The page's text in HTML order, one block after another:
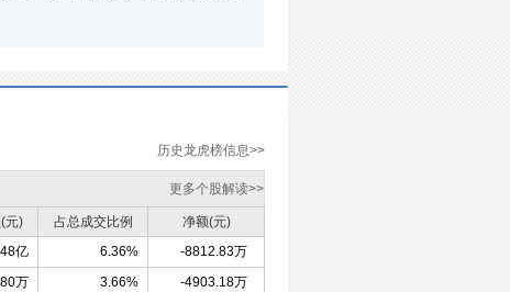
历史龙虎榜信息>>
更多个股解读>>
元) 占总成交比例 净额(元)
亿 6.36% -8812.83万
万 3.66% -4903.18万